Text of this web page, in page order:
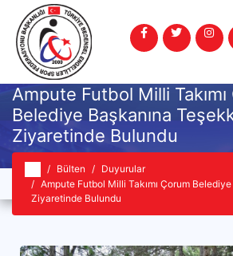
Ampute Futbol Milli
Belediye Başkanına
Ziyaretinde Bulundu
Bülten
Duyurular
Ampute Futbol Milli Takımı Çorum
Ziyaretinde Bulundu